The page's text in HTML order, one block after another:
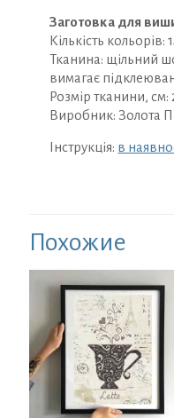
Заготовка для
Кількість кольорів:
Тканина: щільний
вимагає
Розмір тканини, см:
Виробник: Золота
Інструкція: в
Похожие